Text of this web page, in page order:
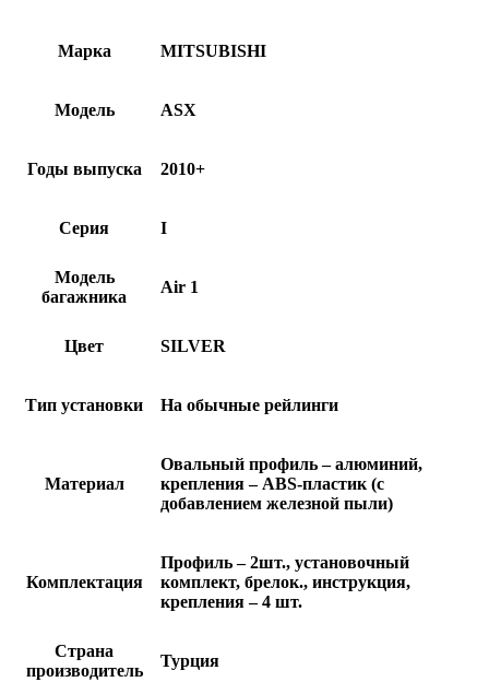
Марка MITSUBISHI
Модель ASX
Годы выпуска 2010+
Серия I
Модель
багажника
Air 1
Цвет SILVER
Тип установки На обычные рейлинги
Материал
Овальный профиль – алюминий,
крепления – ABS-пластик (с
добавлением железной пыли)
Комплектация
Профиль – 2шт., установочный
комплект, брелок., инструкция,
крепления – 4 шт.
Страна
производитель
Турция